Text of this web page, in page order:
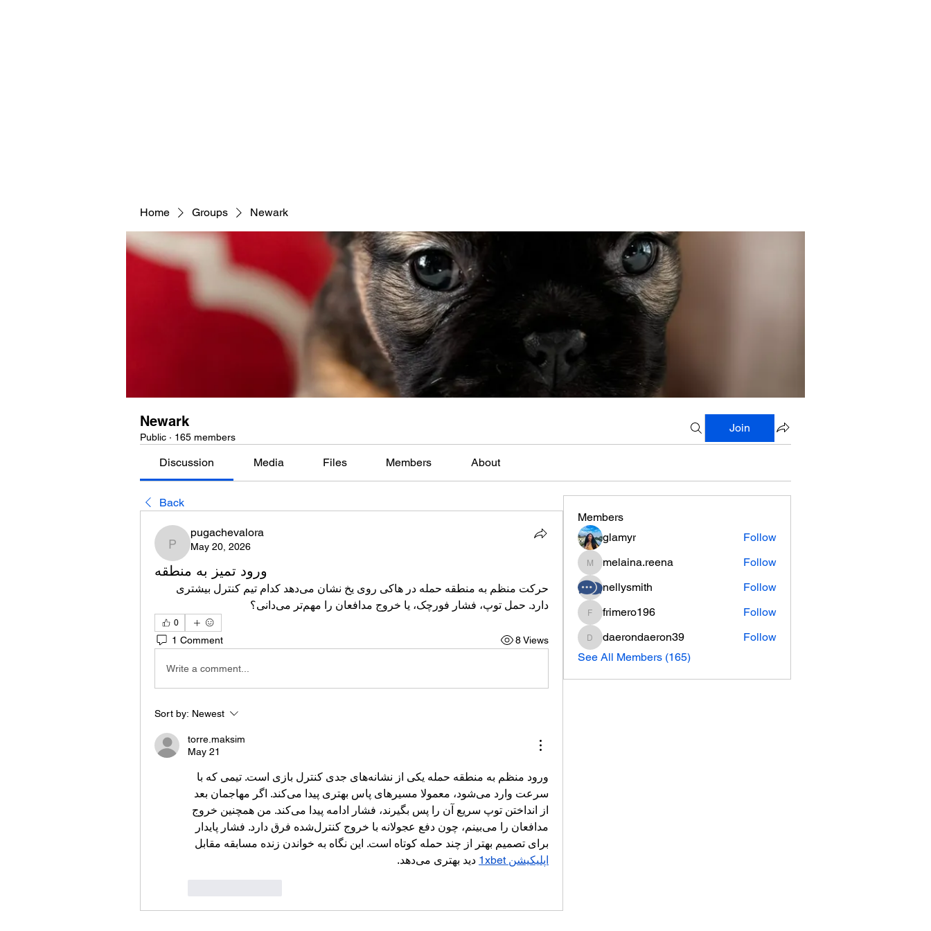
Home Groups Newark
Newark
Public · 165 members
Join
Discussion Media Files Members About
Back
pugachevalora
pugachevalora
May 20, 2026
ورود تمیز به منطقه
دارد. حمل توپ، فشار فورچک، یا خروج مدافعان را مهم‌تر می‌دانی؟
0
1 Comment 8 Views
Write a comment...
Sort by: Newest
torre.maksim
May 21
برای تصمیم بهتر از چند حمله کوتاه است. این نگاه به خواندن زنده مسابقه مقابل
اپلیکیشن 1xbet
دید بهتری می‌دهد.
Members
glamyr
Follow
melaina.reena
melaina.reena
Follow
nellysmith
Follow
frimero196
frimero196 Follow
daerondaeron39
daerondaeron39
Follow
See All Members (165)